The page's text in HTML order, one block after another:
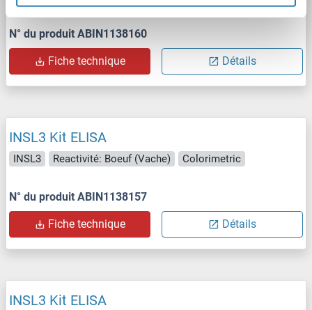
N° du produit ABIN1138160
Fiche technique Détails
INSL3 Kit ELISA
INSL3 Reactivité: Boeuf (Vache) Colorimetric
N° du produit ABIN1138157
Fiche technique Détails
INSL3 Kit ELISA